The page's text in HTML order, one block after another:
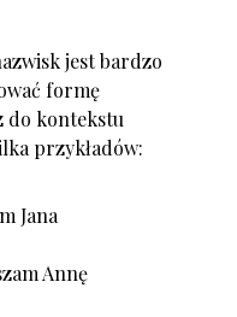
jest bardzo
formę
do kontekstu
przykładów:
Jana
Annę